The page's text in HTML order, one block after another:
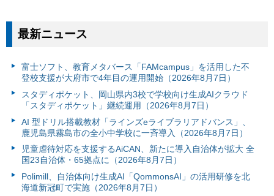
最新ニュース
富⼠ソフト、教育メタバース「FAMcampus」を活用した不
登校支援が大府市で4年目の運用開始（2026年8月7日）
スタディポケット、岡山県内3校で学校向け生成AIクラウド
「スタディポケット」継続運用（2026年8月7日）
AI 型ドリル搭載教材「ラインズeライブラリアドバンス」、
鹿児島県霧島市の全小中学校に一斉導入（2026年8月7日）
児童虐待対応を支援するAiCAN、新たに導入自治体が拡大 全
国23自治体・65拠点に（2026年8月7日）
Polimill、自治体向け生成AI「QommonsAI」の活用研修を北
海道新冠町で実施（2026年8月7日）